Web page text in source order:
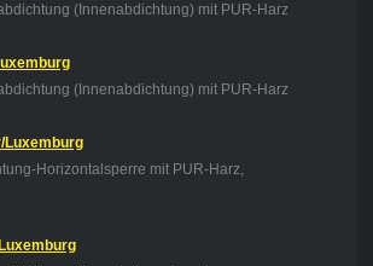
(Innenabdichtung) mit PUR-Harz
(Innenabdichtung) mit PUR-Harz
Luxemburg
Horizontalsperre mit PUR-Harz,